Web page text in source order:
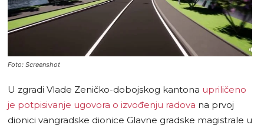
Foto: Screenshot
U zgradi Vlade Zeničko-dobojskog kantona upriličeno
je potpisivanje ugovora o izvođenju radova na prvoj
dionici vangradske dionice Glavne gradske magistrale u